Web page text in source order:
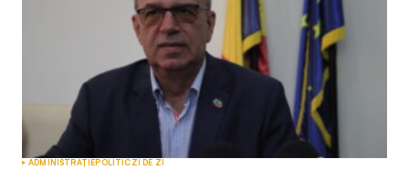
ADMINISTRAȚIEPOLITICZI DE ZI